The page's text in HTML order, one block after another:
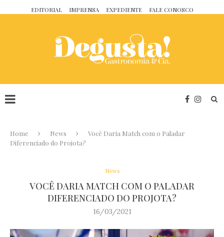
EDITORIAL IMPRENSA EXPEDIENTE FALE CONOSCO
Home News
Você Daria Match com o Paladar
Diferenciado do Projota?
News
VOCÊ DARIA MATCH COM O PALADAR
DIFERENCIADO DO PROJOTA?
16/03/2021